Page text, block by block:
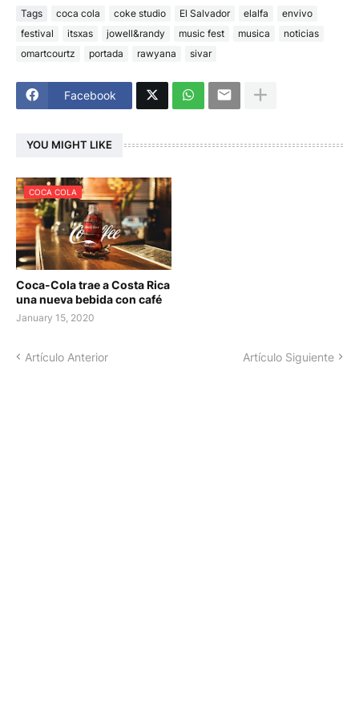
Tags coca cola coke studio El Salvador elalfa
envivo
festival
itsxas jowell&randy music fest musica
noticias
omartcourtz
portada rawyana sivar
Facebook
YOU MIGHT LIKE
COCA COLA
Coca-Cola trae a Costa Rica
una nueva bebida con café
January 15, 2020
Artículo Anterior Artículo Siguiente